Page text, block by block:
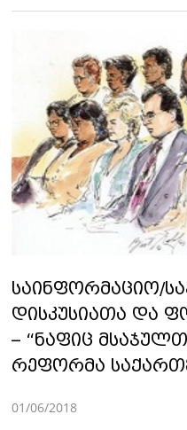
საინფორმაციო/
დისკუსიათა და
– “ნაფიც
რეფორმა
01/06/2018